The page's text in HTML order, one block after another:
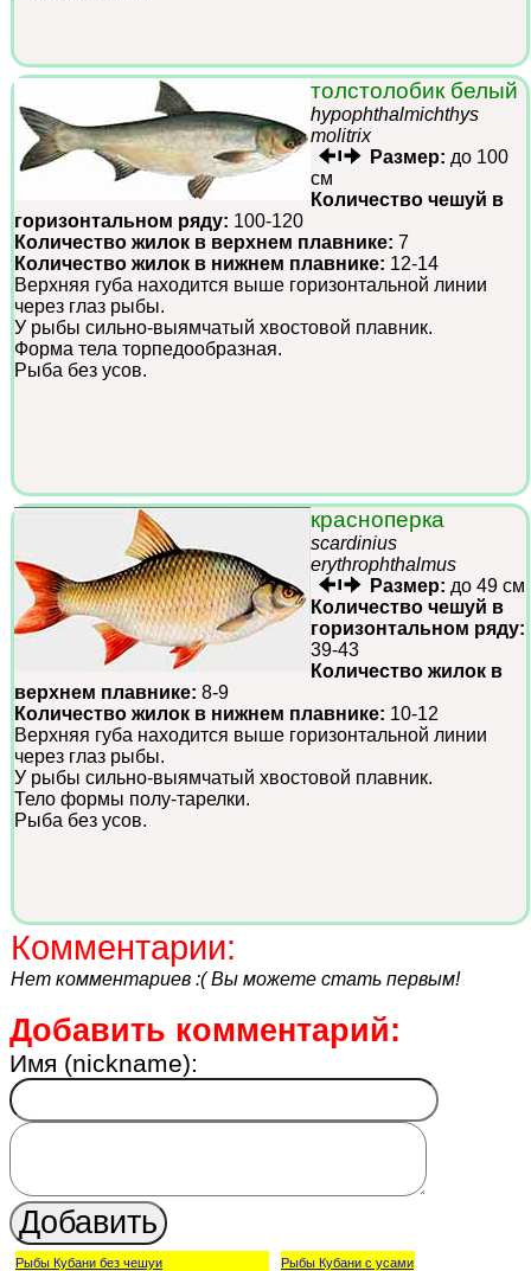
толстолобик белый
hypophthalmichthys
molitrix
Размер: до 100
см
Количество чешуй в
горизонтальном ряду: 100-120
Количество жилок в верхнем плавнике: 7
Количество жилок в нижнем плавнике: 12-14
Верхняя губа находится выше горизонтальной линии
через глаз рыбы.
У рыбы сильно-выямчатый хвостовой плавник.
Форма тела торпедообразная.
Рыба без усов.
красноперка
scardinius
erythrophthalmus
Размер: до 49 см
Количество чешуй в
горизонтальном ряду:
39-43
Количество жилок в
верхнем плавнике: 8-9
Количество жилок в нижнем плавнике: 10-12
Верхняя губа находится выше горизонтальной линии
через глаз рыбы.
У рыбы сильно-выямчатый хвостовой плавник.
Тело формы полу-тарелки.
Рыба без усов.
Комментарии:
Нет комментариев :( Вы можете стать первым!
Добавить комментарий:
Имя (nickname):
Рыбы Кубани без чешуи
Рыбы Кубани с усами